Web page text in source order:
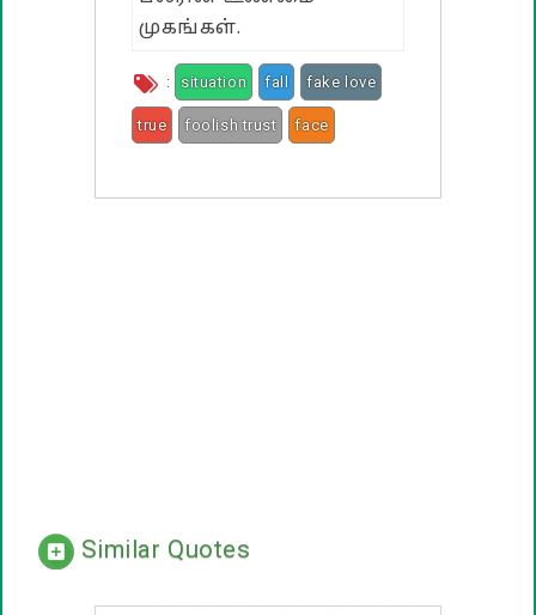
முகங்கள்.
: situation fall fake love
true foolish trust face
Similar Quotes